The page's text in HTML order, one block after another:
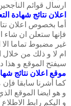
ارسال قوائم
اعلان نتائج شهادة
غير مضبوط تماما الا
ام لا و ذلك من خلال
سيفتح الموقع و هذا
موقع اعلان نتائج شهادة
كما أشرنا سابقا
و هو ايضا الموقع
و اليكم رابط